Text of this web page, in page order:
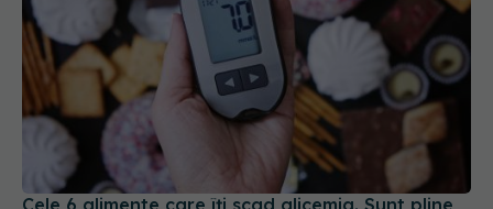
Cele 6 alimente care îți scad glicemia. Sunt pline
de fibre și pot reduce diabetul